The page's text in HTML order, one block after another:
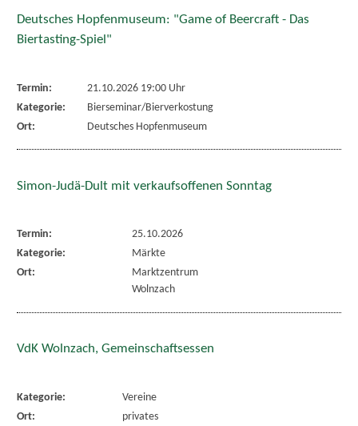
Deutsches Hopfenmuseum: "Game of Beercraft - Das
Biertasting-Spiel"
Termin:
21.10.2026 19:00 Uhr
Kategorie:
Bierseminar/Bierverkostung
Ort:
Deutsches Hopfenmuseum
Simon-Judä-Dult mit verkaufsoffenen Sonntag
Termin:
25.10.2026
Kategorie:
Märkte
Ort:
Marktzentrum
Wolnzach
VdK Wolnzach, Gemeinschaftsessen
Kategorie:
Vereine
Ort:
privates